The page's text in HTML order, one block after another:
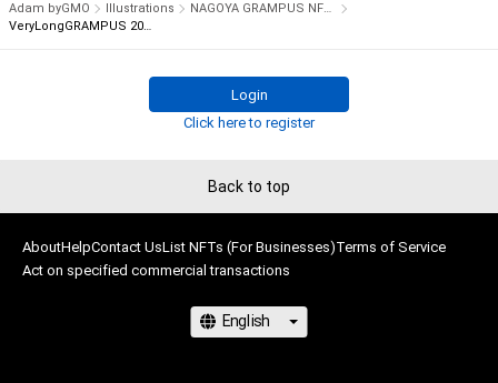
株式会社名古屋グランパスエイト
Adam byGMO Illustrations
NAGOYA GRAMPUS NFT COLLECTION
VeryLongGRAMPUS 2023
Login
Click here to register
Back to top
AboutHelpContact UsList NFTs (For Businesses)Terms of Service
Act on specified commercial transactions